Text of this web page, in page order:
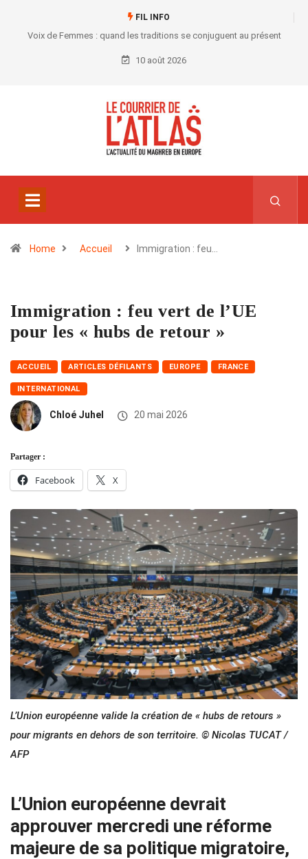
FIL INFO
Voix de Femmes : quand les traditions se conjuguent au présent
10 août 2026
Home Accueil Immigration : feu…
Immigration : feu vert de l’UE
pour les « hubs de retour »
ACCUEIL ARTICLES DÉFILANTS EUROPE FRANCE
INTERNATIONAL
Chloé Juhel 20 mai 2026
Partager :
Facebook X
L’Union européenne valide la création de « hubs de retours »
pour migrants en dehors de son territoire. © Nicolas TUCAT /
AFP
L’Union européenne devrait
approuver mercredi une réforme
majeure de sa politique migratoire,